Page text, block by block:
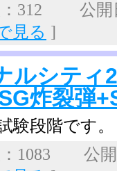
：312 公
見る ]
ルシテ
炸裂弾
験段階です。
：1083 公